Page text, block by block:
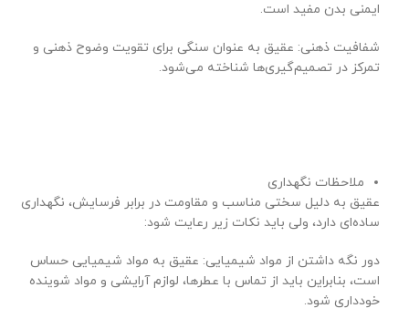
ایمنی بدن مفید است.
شفافیت ذهنی: عقیق به عنوان سنگی برای تقویت وضوح ذهنی و
تمرکز در تصمیم‌گیری‌ها شناخته می‌شود.
ملاحظات نگهداری
عقیق به دلیل سختی مناسب و مقاومت در برابر فرسایش، نگهداری
ساده‌ای دارد، ولی باید نکات زیر رعایت شود:
دور نگه داشتن از مواد شیمیایی: عقیق به مواد شیمیایی حساس
است، بنابراین باید از تماس با عطرها، لوازم آرایشی و مواد شوینده
خودداری شود.